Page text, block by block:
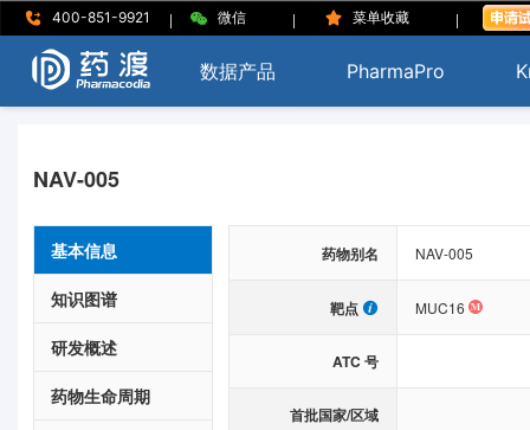
400-851-9921 | 微信 | 菜单收藏 |
数据产品 PharmaPro
NAV-005
基本信息
知识图谱
研发概述
药物生命周期
药物别名 NAV-005
靶点 MUC16
ATC 号
首批国家/区域